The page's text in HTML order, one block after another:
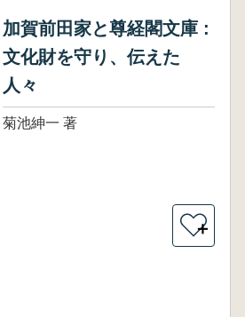
加賀前田家と尊経閣文庫 :
文化財を守り、伝えた
人々
菊池紳一 著
＋